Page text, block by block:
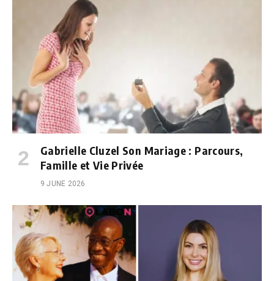
Gabrielle Cluzel Son Mariage : Parcours,
Famille et Vie Privée
9 JUNE 2026